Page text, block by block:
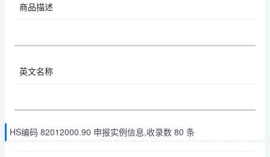
商品描述
英文名称
HS编码 82012000.90 申报实例信息,收录数 80 条